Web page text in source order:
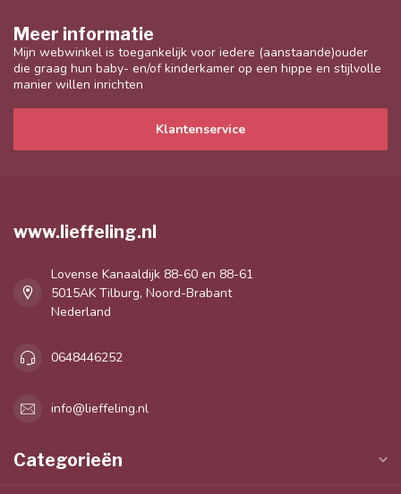
Meer informatie
Mijn webwinkel is toegankelijk voor iedere (aanstaande)ouder
die graag hun baby- en/of kinderkamer op een hippe en stijlvolle
manier willen inrichten
Klantenservice
www.lieffeling.nl
Lovense Kanaaldijk 88-60 en 88-61
5015AK Tilburg, Noord-Brabant
Nederland
0648446252
info@lieffeling.nl
Categorieën